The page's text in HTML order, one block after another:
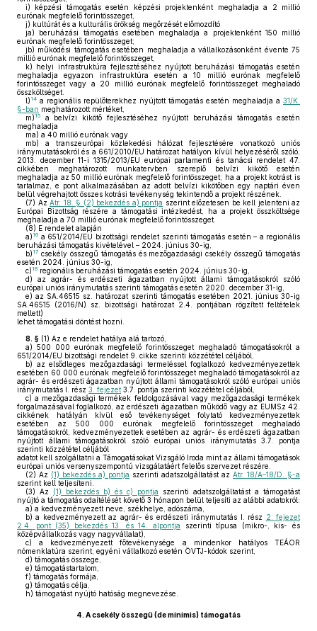
i) képzési támogatás esetén képzési projektenként meghaladja a 2 millió
eurónak megfelelő forintösszeget,
j) kultúrát és a kulturális örökség megőrzését előmozdító
ja) beruházási támogatás esetében meghaladja a projektenként 150 millió
eurónak megfelelő forintösszeget;
jb) működési támogatás esetében meghaladja a vállalkozásonként évente 75
millió eurónak megfelelő forintösszeget,
k) helyi infrastruktúra fejlesztéséhez nyújtott beruházási támogatás esetén
meghaladja egyazon infrastruktúra esetén a 10 millió eurónak megfelelő
forintösszeget vagy a 20 millió eurónak megfelelő forintösszeget meghaladó
összköltséget.
l) 14 a regionális repülőterekhez nyújtott támogatás esetén meghaladja a 31/K.
§-ban meghatározott mértéket,
m) 15
a belvízi kikötő fejlesztéséhez nyújtott beruházási támogatás esetén
meghaladja
ma) a 40 millió eurónak vagy
mb) a transzeurópai közlekedési hálózat fejlesztésére vonatkozó uniós
iránymutatásokról és a 661/2010/EU határozat hatályon kívül helyezéséről szóló,
2013. december 11-i 1315/2013/EU európai parlamenti és tanácsi rendelet 47.
cikkében meghatározott munkatervben szereplő belvízi kikötő esetén
meghaladja az 50 millió eurónak megfelelő forintösszeget; ha a projekt kotrást is
tartalmaz, e pont alkalmazásában az adott belvízi kikötőben egy naptári éven
belül végrehajtott összes kotrási tevékenység tekintendő a projekt részének.
(7) Az Atr. 18. § (2) bekezdés a) pontja szerint előzetesen be kell jelenteni az
Európai Bizottság részére a támogatási intézkedést, ha a projekt összköltsége
meghaladja a 70 millió eurónak megfelelő forintösszeget.
(8) E rendelet alapján
a) 16 a 651/2014/EU bizottsági rendelet szerinti támogatás esetén – a regionális
beruházási támogatás kivételével – 2024. június 30-ig,
b) 17 csekély összegű támogatás és mezőgazdasági csekély összegű támogatás
esetén 2024. június 30-ig,
c) 18 regionális beruházási támogatás esetén 2024. június 30-ig,
d) az agrár- és erdészeti ágazatban nyújtott állami támogatásokról szóló
európai uniós iránymutatás szerinti támogatás esetén 2020. december 31-ig,
e) az SA.46515 sz. határozat szerinti támogatás esetében 2021. június 30-ig
SA.46515 (2016/N) sz. bizottsági határozat 2.4. pontjában rögzített feltételek
mellett)
lehet támogatási döntést hozni.
8. § (1) Az e rendelet hatálya alá tartozó,
a) 500 000 eurónak megfelelő forintösszeget meghaladó támogatásokról a
651/2014/EU bizottsági rendelet 9. cikke szerinti közzététel céljából,
b) az elsődleges mezőgazdasági termeléssel foglalkozó kedvezményezettek
esetében 60 000 eurónak megfelelő forintösszeget meghaladó támogatásokról az
agrár- és erdészeti ágazatban nyújtott állami támogatásokról szóló európai uniós
iránymutatás I. rész 3. fejezet 3.7. pontja szerinti közzététel céljából,
c) a mezőgazdasági termékek feldolgozásával vagy mezőgazdasági termékek
forgalmazásával foglalkozó, az erdészeti ágazatban működő vagy az EUMSz 42.
cikkének hatályán kívül eső tevékenységet folytató kedvezményezettek
esetében az 500 000 eurónak megfelelő forintösszeget meghaladó
támogatásokról, kedvezményezettek esetében az agrár- és erdészeti ágazatban
nyújtott állami támogatásokról szóló európai uniós iránymutatás 3.7. pontja
szerinti közzététel céljából
adatot kell szolgáltatni a Támogatásokat Vizsgáló Iroda mint az állami támogatások
európai uniós versenyszempontú vizsgálatáért felelős szervezet részére.
(2) Az (1) bekezdés a) pontja szerinti adatszolgáltatást az Atr. 18/A–18/D. §-a
szerint kell teljesíteni.
(3) Az (1) bekezdés b) és c) pontja szerinti adatszolgáltatást a támogatást
nyújtó a támogatás odaítélését követő 3 hónapon belül teljesíti az alábbi adatokról:
a) a kedvezményezett neve, székhelye, adószáma,
b) a kedvezményezett az agrár- és erdészeti iránymutatás I. rész 2. fejezet
2.4. pont (35) bekezdés 13. és 14. alpontja szerinti típusa (mikro-, kis- és
középvállalkozás vagy nagyvállalat),
c) a kedvezményezett főtevékenysége a mindenkor hatályos TEÁOR
nómenklatúra szerint, egyéni vállalkozó esetén ÖVTJ-kódok szerint,
d) támogatás összege,
e) támogatástartalom,
f) támogatás formája,
g) támogatás célja,
h) támogatást nyújtó hatóság megnevezése.
4. A csekély összegű (de minimis) támogatás